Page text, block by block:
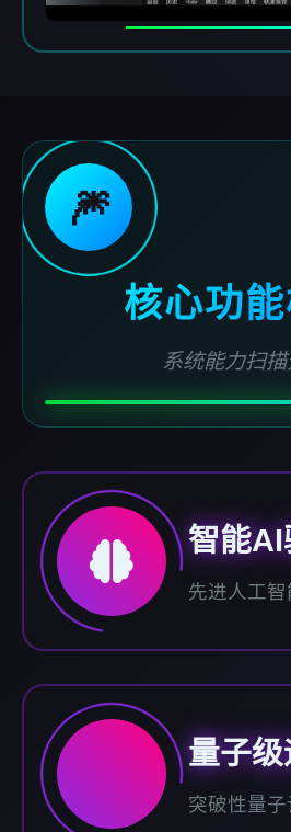
🎆
核心功
系统能力扫
智能AI
先进人工
量子
突破性量